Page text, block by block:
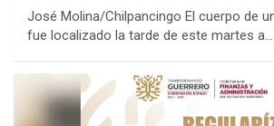
José Molina/Chilpancingo El cuerpo de
fue localizado la tarde de este martes a…